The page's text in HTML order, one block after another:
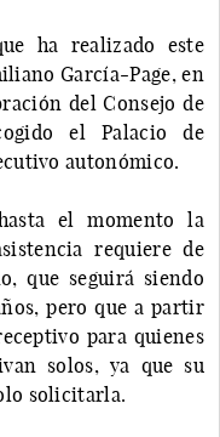
ha realizado este
García-Page, en
del Consejo de
el Palacio de
autonómico.
el momento la
requiere de
que seguirá siendo
pero que a partir
para quienes
solos, ya que su
solicitarla.